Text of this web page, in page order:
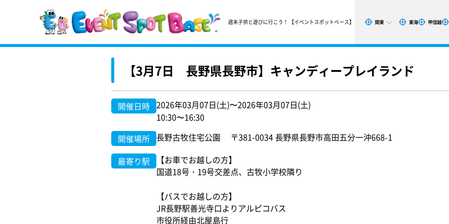
週末子供と遊びに行こう！ 【イベントスポットベース】 関東 東海 甲信越
【3月7日 長野県長野市】キャンディープレイランド
開催日時 2026年03月07日(土)〜2026年03月07日(土)
10:30〜16:30
開催場所 長野古牧住宅公園 〒381-0034 長野県長野市高田五分一沖668-1
最寄り駅
【お車でお越しの方】
国道18号・19号交差点、古牧小学校隣り
【バスでお越しの方】
JR長野駅善光寺口よりアルピコバス
市役所経由北屋島行